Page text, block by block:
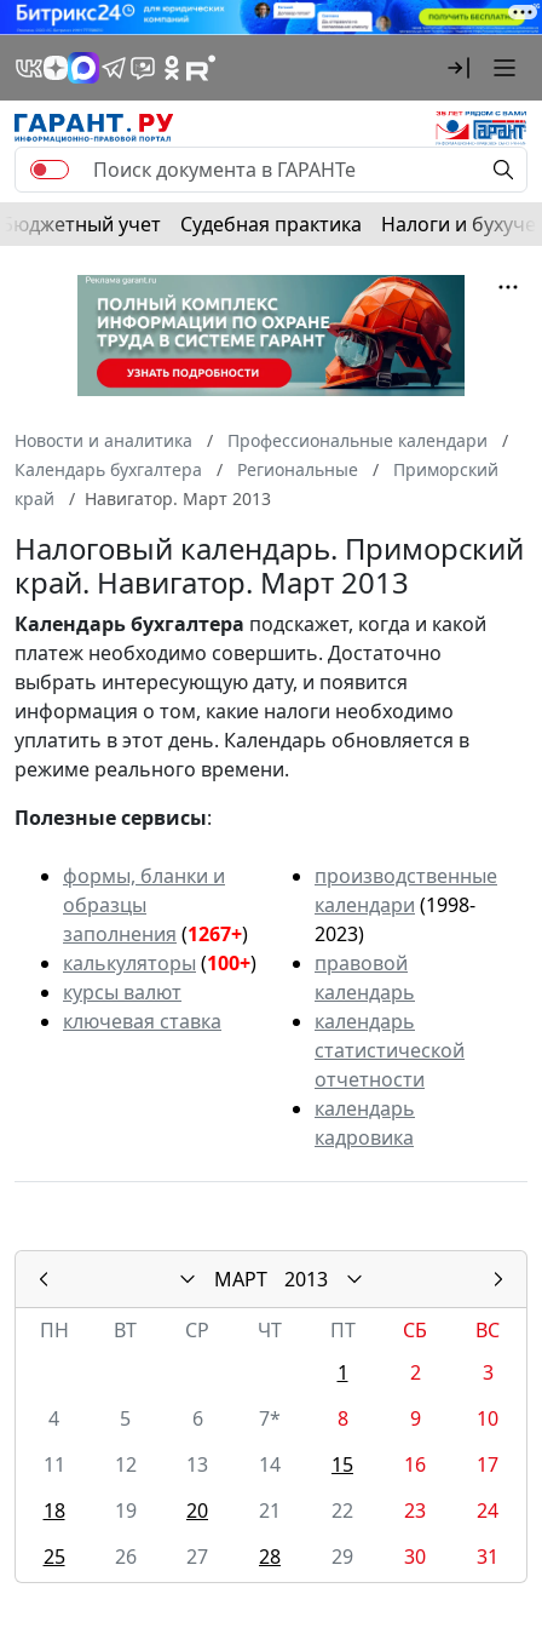
Бюджетный учет Судебная практика Налоги и
Новости и аналитика
Профессиональные календари
Календарь бухгалтера
Региональные
Приморский
край
Навигатор. Март 2013
Налоговый календарь. Приморский
край. Навигатор. Март 2013
Календарьбухгалтера подскажет, когда и какой
платеж необходимо совершить. Достаточно
выбрать интересующую дату, и появится
информация о том, какие налоги необходимо
уплатить в этот день. Календарь обновляется в
режиме реального времени.
Полезные сервисы:
формы, бланки и
образцы
заполнения (1267+)
калькуляторы (100+)
курсы валют
ключевая ставка
производственные
календари (1998-
2023)
правовой
календарь
календарь
статистической
отчетности
календарь
кадровика
МАРТ
2013
ПН
ВТ СР ЧТ ПТ СБ
ВС
1
2
3
4
5 6 7* 8 9
10
11
12 13 14 15 16
17
18
19 20 21 22 23
24
25
26 27 28 29 30 31